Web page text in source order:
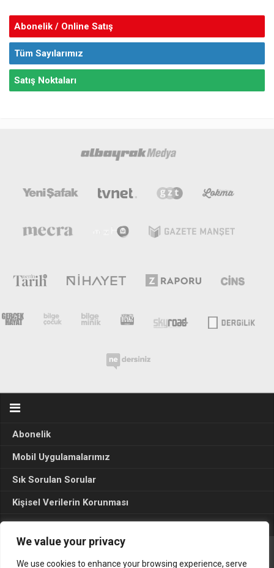
We value your privacy
We use cookies to enhance your browsing experience, serve
Abonelik / Online Satış
Tüm Sayılarımız
Satış Noktaları
Abonelik
Mobil Uygulamalarımız
Sık Sorulan Sorular
Kişisel Verilerin Korunması
Seçim Sonuçları 2024